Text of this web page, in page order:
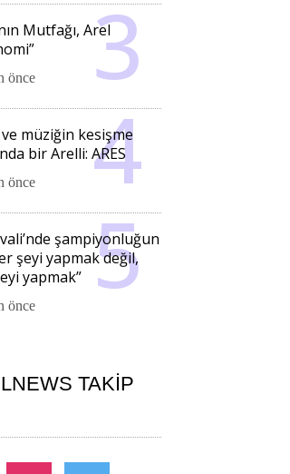
Mutfağı, Arel
önce
müziğin kesişme
bir Arelli: ARES
önce
şampiyonluğun
şeyi yapmak değil,
yapmak”
önce
TAKIP